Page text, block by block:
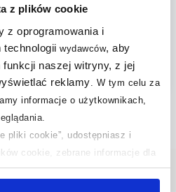
z plików cookie
z oprogramowania i
wydawców, aby
naszej witryny, z jej
reklamy
W tym celu za
informacje o użytkownikach,
pliki cookie”, udostępniasz i
cookie, zebrane informacje dla
a także nasi partnerzy reklamowi.
okrągła stal 26558DC0
2 229,99 zł
Cena kat.: 3 013,50 zł
dla Ciebie